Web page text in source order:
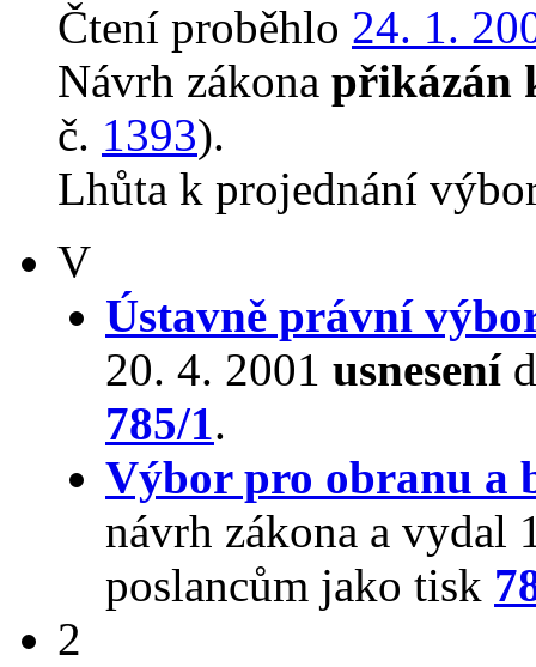
Čtení proběhlo 24. 1.
Návrh zákona přikázán
č. 1393).
Lhůta k projednání
V
Ústavně právní
20. 4. 2001 usnesení
785/1.
Výbor pro obranu a
návrh zákona a vydal
poslancům jako tisk
2